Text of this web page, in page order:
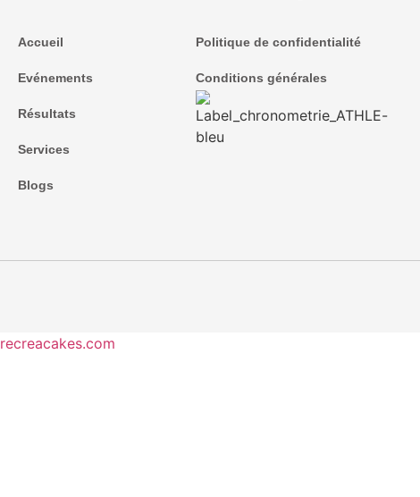
Accueil
Evénements
Résultats
Services
Blogs
Politique de confidentialité
Conditions générales
recreacakes.com